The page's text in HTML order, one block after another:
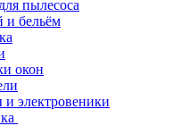
пылесоса
и бельём
окон
электровеники